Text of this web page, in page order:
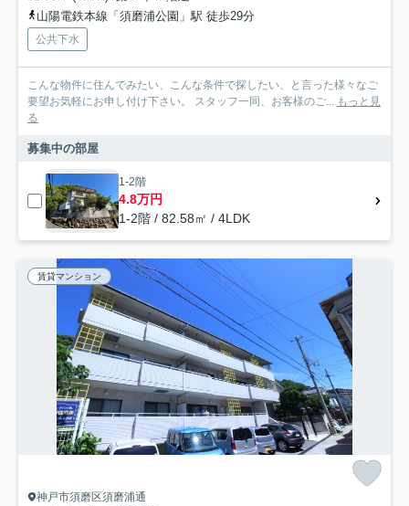
山陽電鉄本線「須磨浦公園」駅 徒歩29分
公共下水
こんな物件に住んでみたい、こんな条件で探したい、と言った様々なご
要望お気軽にお申し付け下さい。 スタッフ一同、お客様のご... もっと見
る
募集中の部屋
1-2階
4.8万円
1-2階 / 82.58㎡ / 4LDK
賃貸マンション
神戸市須磨区須磨浦通